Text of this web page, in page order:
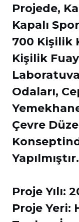
Projede,
Kapalı
700 Kişilik
Kişilik
Odaları,
Çevre
Yapılmıştır.
Proje Yılı:
Proje Yeri: